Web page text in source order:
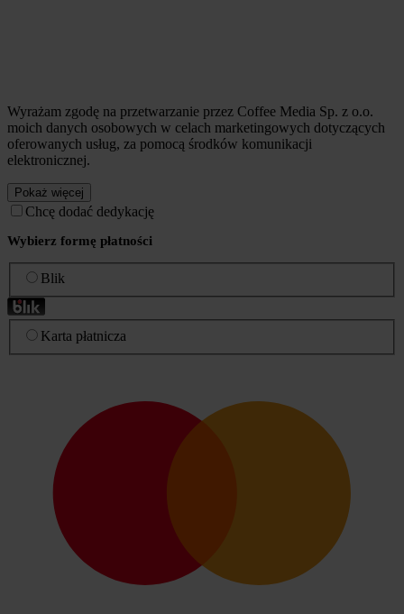
Wyrażam zgodę na przetwarzanie przez Coffee Media Sp. z o.o.
moich danych osobowych w celach marketingowych dotyczących
oferowanych usług, za pomocą środków komunikacji
elektronicznej.
Pokaż więcej
Chcę dodać dedykację
Wybierz formę płatności
Blik
Karta płatnicza